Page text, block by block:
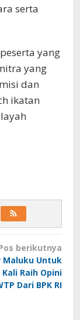
serta
yang
yang
dan
ikatan
berikutnya
Maluku Untuk
Raih Opini
Dari BPK RI